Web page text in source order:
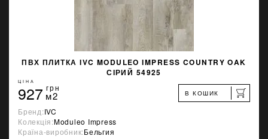
ПВХ ПЛИТКА IVC MODULEO IMPRESS COUNTRY OAK
СІРИЙ 54925
ЦІНА
927 грн
м2 В КОШИК
Бренд:IVC
Колекція:Moduleo Impress
Країна-виробник:Бельгия